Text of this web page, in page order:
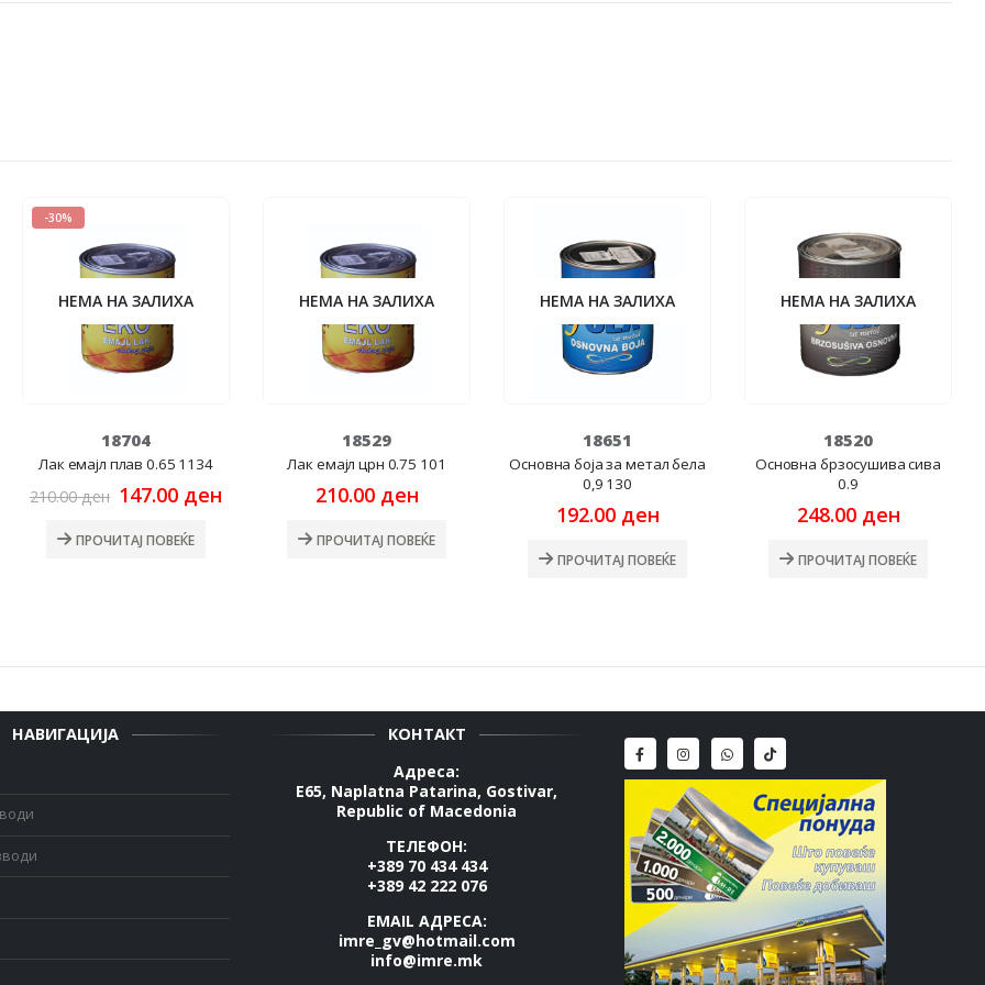
ден.
-30%
НЕМА НА ЗАЛИХА
18704
Лак емајл плав 0.65 1134
210.00ден Original
was:
210.00 ден.
147.00 ден
147.00 ден.
ПРОЧИТАЈ ПОВЕЌЕ
НЕМА НА ЗАЛИХА
18529
Лак емајл црн 0.75 101
210.00 ден
ПРОЧИТАЈ ПОВЕЌЕ
НЕМА НА ЗАЛИХА
18651
Основна боја за метал бела
0,9 130
192.00 ден
ПРОЧИТАЈ ПОВЕЌЕ
НЕМА НА ЗАЛИХА
18520
Основна брзосушива сива
0.9
248.00 ден
ПРОЧИТАЈ ПОВЕЌЕ
НАВИГАЦИЈА
КОНТАКТ
Адреса:
E65, Naplatna Patarina, Gostivar,
Republic of Macedonia
ТЕЛЕФОН:
+389 70 434 434
+389 42 222 076
EMAIL АДРЕСА:
imre_gv@hotmail.com
info@imre.mk